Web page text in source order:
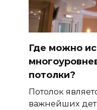
Где можно
потолки?
Потолок
важнейших